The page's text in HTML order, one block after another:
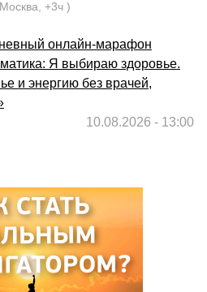
+3ч )
онлайн-марафон
Я выбираю здоровье.
и энергию без врачей,
10.08.2026 - 13:00